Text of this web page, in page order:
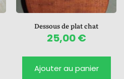
Dessous de plat chat
25,00€
Ajouter au panier